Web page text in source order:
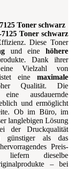
Toner schwarz
Toner schwarz
Diese Toner
und einehöhere
Dank ihrer
Vielzahl von
eine maximale
Qualität. Die
ausdauernde
und ermöglicht
Ob im Büro, im
langlebigen Lösung
der Druckqualität
günstiger als das
Preis-
liefern dieselbe
– bei